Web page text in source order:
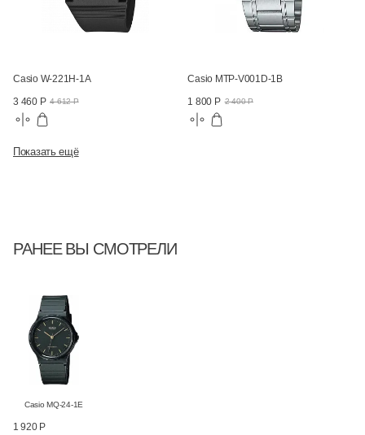
Casio W-221H-1A
3 460 Р 4 612 Р
Casio MTP-V001D-1B
1 800 Р 2 400 Р
Показать ещё
РАНЕЕ ВЫ СМОТРЕЛИ
Casio MQ-24-1E
1 920 Р